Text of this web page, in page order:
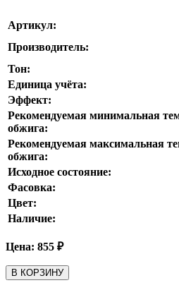
Артикул:
Производитель:
Тон:
Единица учёта:
Эффект:
Рекомендуемая минимальная
обжига:
Рекомендуемая максимальная
обжига:
Исходное состояние:
Фасовка:
Цвет:
Наличие:
Цена: 855 ₽
В КОРЗИНУ